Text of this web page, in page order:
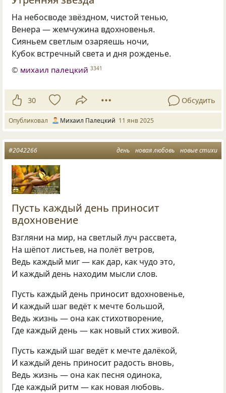
На небосводе звёздном, чистой тенью,
Венера — жемчужина вдохновенья.
Сияньем светлым озаряешь ночи,
Кубок встречный света и дня рожденье.
© михаил палецкий 3341
30 Обсудить
Опубликовал Михаил Палецкий 11 янв 2025
день новая любовь новые стихи
#2042266
Пусть каждый день приносит
вдохновение
Взгляни на мир, на светлый луч рассвета,
На шёпот листьев, на полёт ветров,
Ведь каждый миг — как дар, как чудо это,
И каждый день находим мысли слов.
Пусть каждый день приносит вдохновенье,
И каждый шаг ведёт к мечте большой,
Ведь жизнь — она как стихотворение,
Где каждый день — как новый стих живой.
Пусть каждый шаг ведёт к мечте далёкой,
И каждый день приносит радость вновь,
Ведь жизнь — она как песня одинока,
Где каждый ритм — как новая любовь.